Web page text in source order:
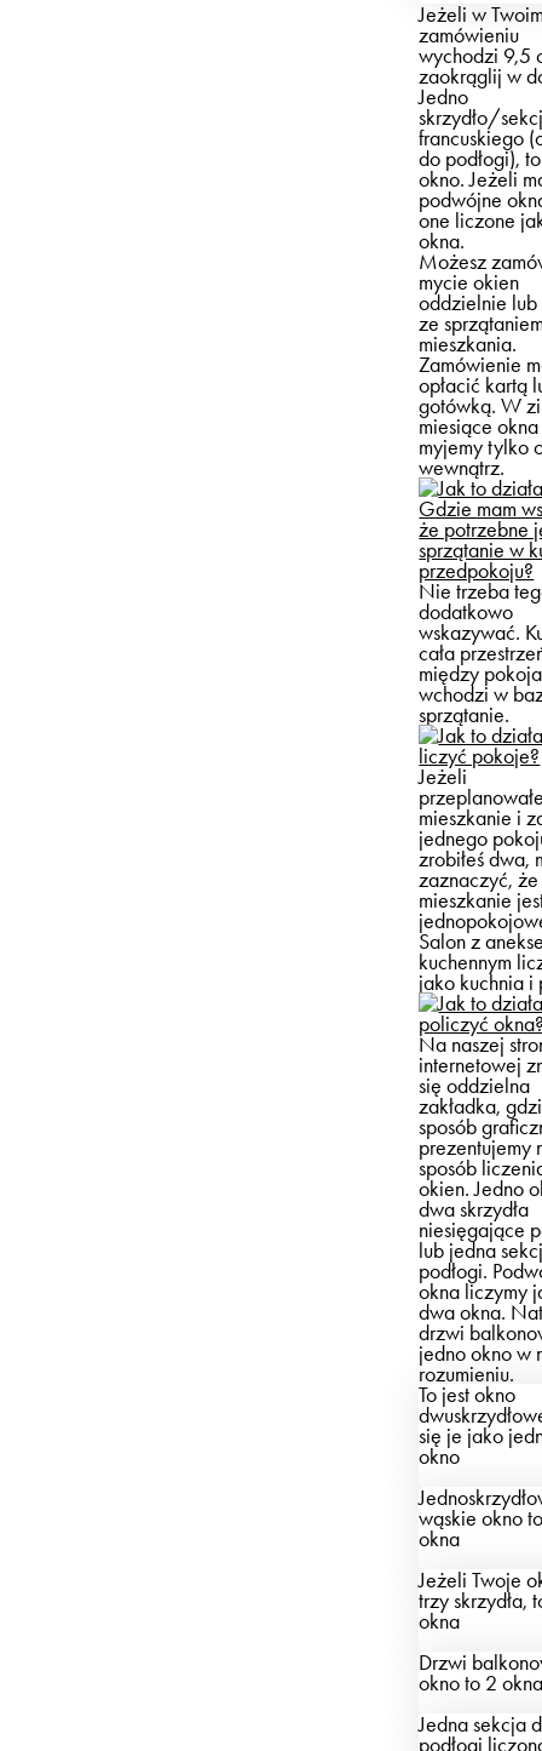
Jeżeli w
zamówieniu
wychodzi 9,5
zaokrąglij w
Jedno
skrzydło/
francuskiego
do podłogi),
okno. Jeżeli
podwójne
one liczone
okna.
Możesz
mycie okien
oddzielnie lub
ze
mieszkania.
Zamówienie
opłacić kartą
gotówką. W
miesiące okna
myjemy tylko
wewnątrz.
Gdzie mam
że potrzebne
sprzątanie w
przedpokoju?
Nie trzeba
dodatkowo
wskazywać.
cała
między
wchodzi w
sprzątanie.
liczyć pokoje?
Jeżeli
mieszkanie i
jednego
zrobiłeś dwa,
zaznaczyć,
mieszkanie
Salon z
kuchennym
jako kuchnia i
policzyć
Na naszej
internetowej
się oddzielna
zakładka,
sposób
prezentujemy
sposób
okien. Jedno
dwa skrzydła
niesięgające
lub jedna
podłogi.
okna liczymy
dwa okna.
drzwi
jedno okno w
rozumieniu.
To jest okno
się je jako
okno
wąskie okno
okna
Jeżeli Twoje
trzy skrzydła,
okna
Drzwi
oknoto 2
Jedna sekcja
podłogi